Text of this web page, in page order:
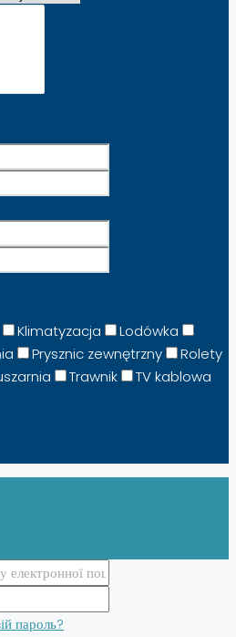
Klimatyzacja
Lodówka
Prysznic zewnętrzny
Rolety
Trawnik
TV kablowa
пароль?